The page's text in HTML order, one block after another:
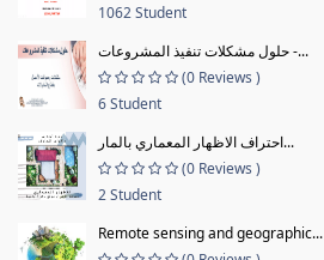
1062 Student
حلول مشكلات تنفيذ المشروعات -...
(0 Reviews )
6 Student
احتراف الاظهار المعماري بالمار...
(0 Reviews )
2 Student
Remote sensing and geographic...